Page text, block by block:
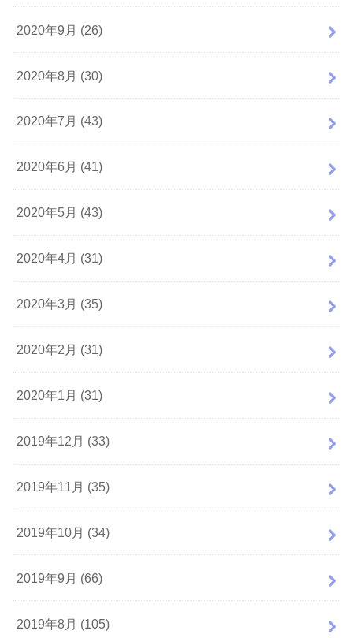
2020年9月 (26)
2020年8月 (30)
2020年7月 (43)
2020年6月 (41)
2020年5月 (43)
2020年4月 (31)
2020年3月 (35)
2020年2月 (31)
2020年1月 (31)
2019年12月 (33)
2019年11月 (35)
2019年10月 (34)
2019年9月 (66)
2019年8月 (105)